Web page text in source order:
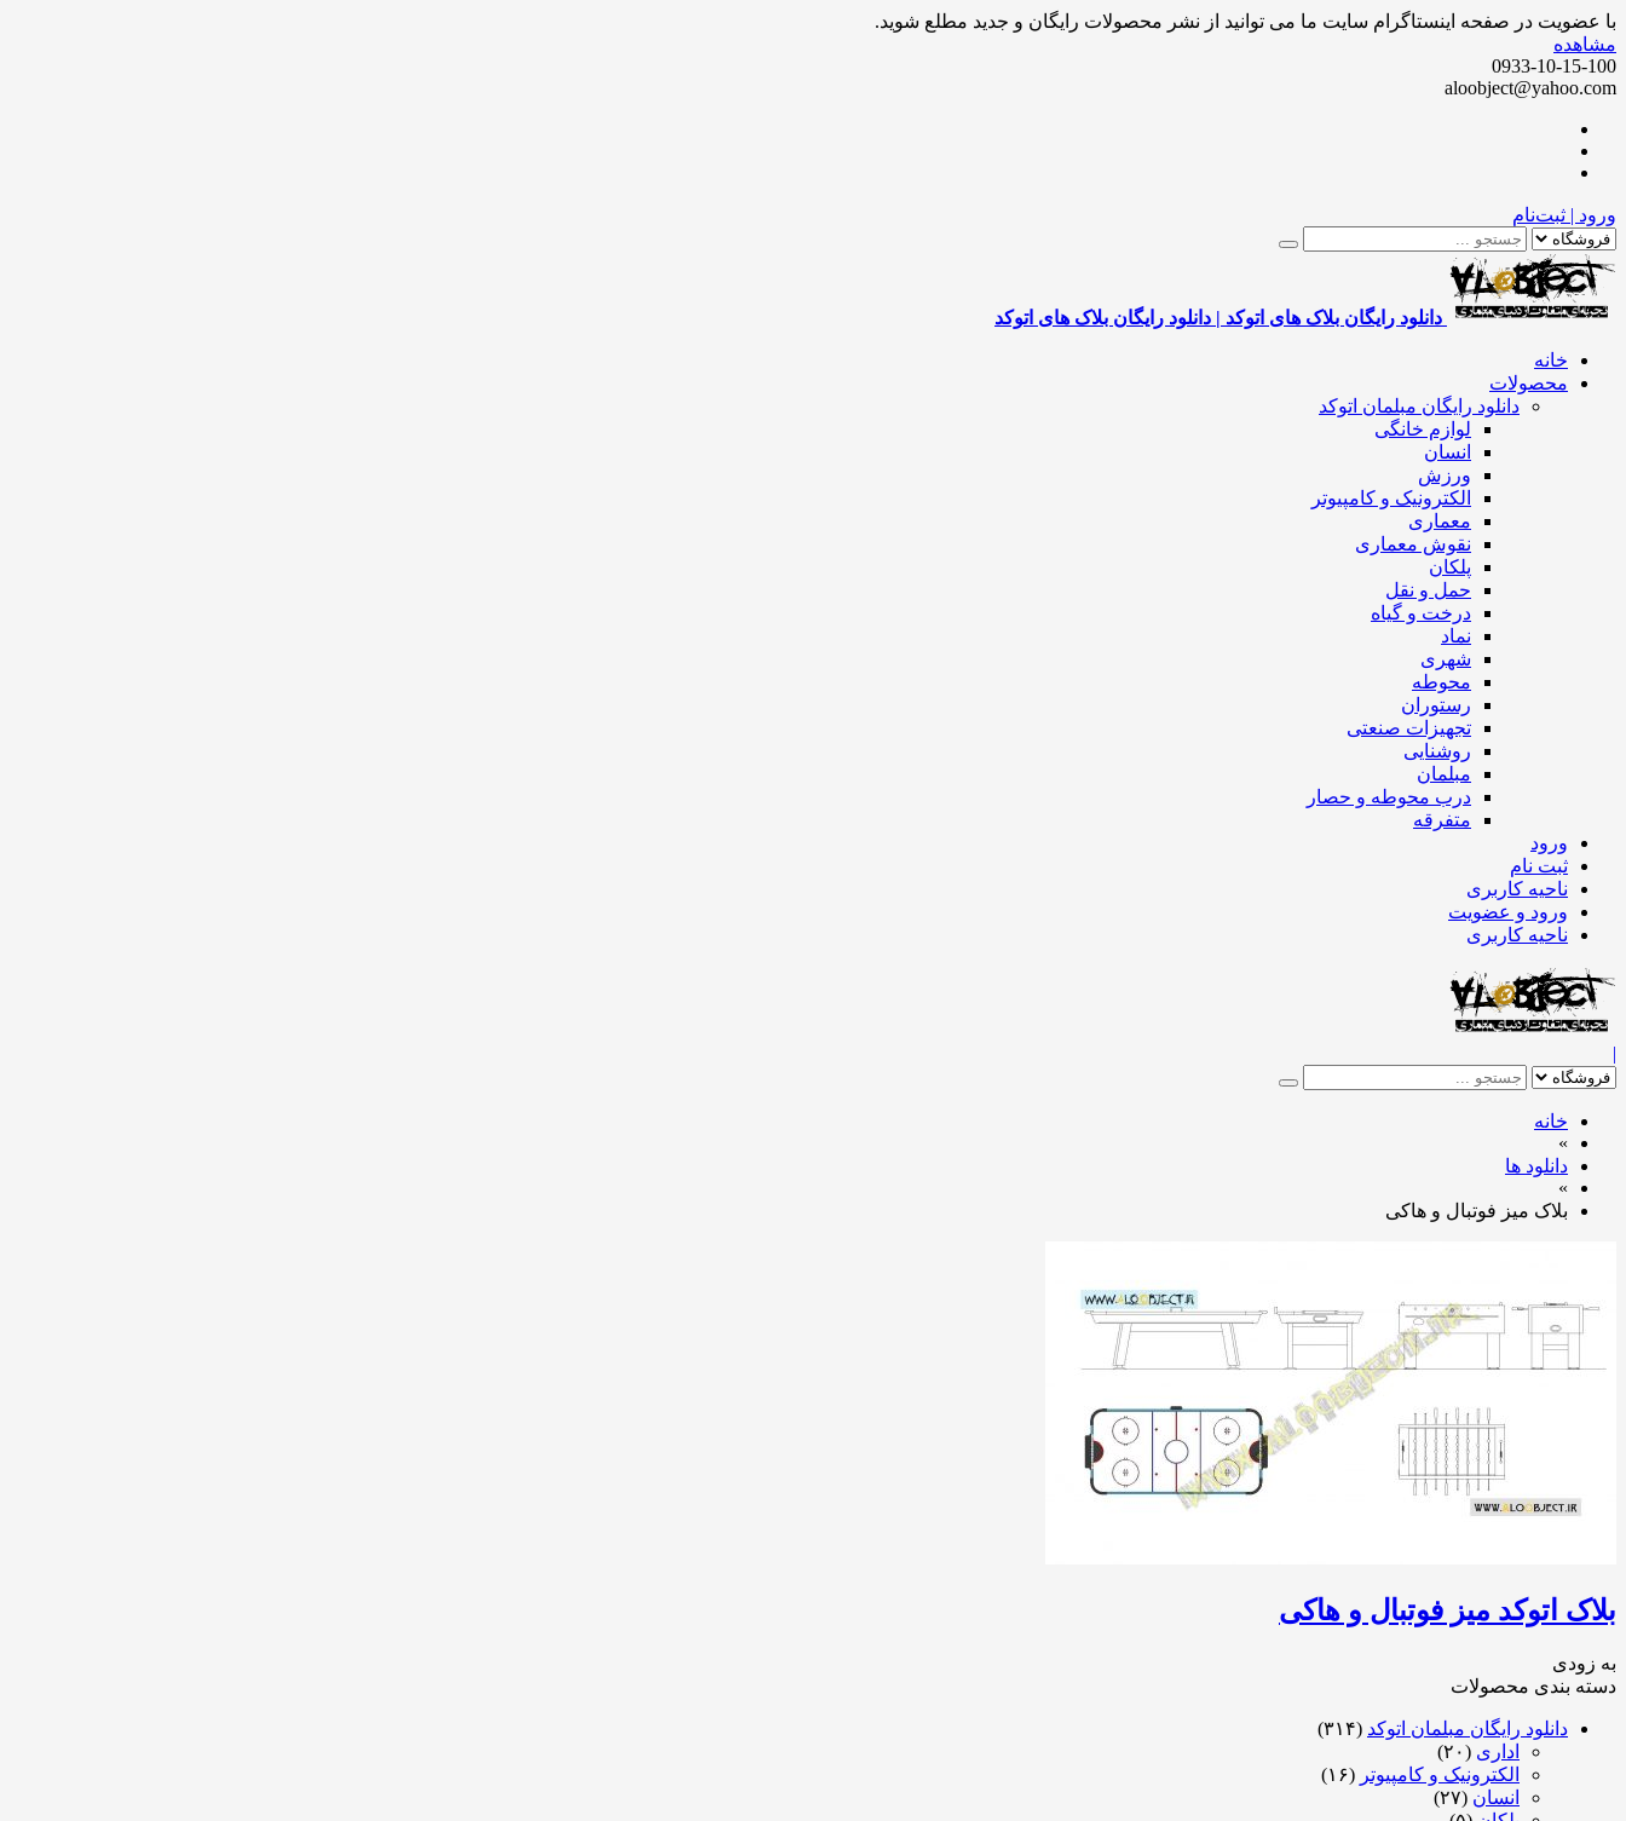
با عضویت در صفحه اینستاگرام سایت ما می توانید از نشر محصولات رایگان و جدید مطلع شوید.
مشاهده
0933-10-15-100
aloobject@yahoo.com
ورود | ثبت‌نام
دانلود رایگان بلاک های اتوکد | دانلود رایگان بلاک های اتوکد
خانه
محصولات
دانلود رایگان مبلمان اتوکد
لوازم خانگی
انسان
ورزش
الکترونیک و کامپیوتر
معماری
نقوش معماری
پلکان
حمل و نقل
درخت و گیاه
نماد
شهری
محوطه
رستوران
تجهیزات صنعتی
روشنایی
مبلمان
درب محوطه و حصار
متفرقه
ورود
ثبت نام
ناحیه کاربری
ورود و عضویت
ناحیه کاربری
|
خانه
»
دانلود ها
»
بلاک میز فوتبال و هاکی
بلاک اتوکد میز فوتبال و هاکی
به زودی
دسته بندی محصولات
دانلود رایگان مبلمان اتوکد (۳۱۴)
اداری (۲۰)
الکترونیک و کامپیوتر (۱۶)
انسان (۲۷)